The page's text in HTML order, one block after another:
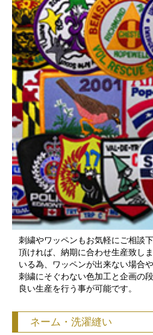
刺繍やワッペンもお気軽にご相談
頂ければ、納期に合わせ生産致し
いる為、ワッペンが出来ない場合や
刺繍にそぐわない色加工と企画の
良い生産を行う事が可能です。
ネーム・洗濯縫い